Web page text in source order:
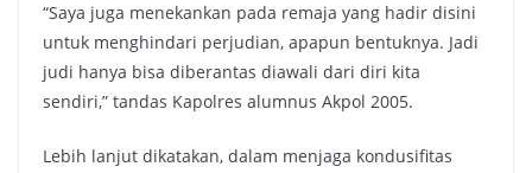
“Saya juga menekankan pada remaja yang hadir disini
untuk menghindari perjudian, apapun bentuknya. Jadi
judi hanya bisa diberantas diawali dari diri kita
sendiri,” tandas Kapolres alumnus Akpol 2005.
Lebih lanjut dikatakan, dalam menjaga kondusifitas